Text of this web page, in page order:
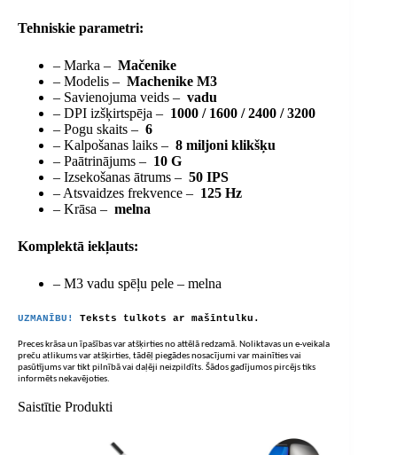
Tehniskie parametri:
– Marka – Mačenike
– Modelis – Machenike M3
– Savienojuma veids – vadu
– DPI izšķirtspēja – 1000 / 1600 / 2400 / 3200
– Pogu skaits – 6
– Kalpošanas laiks – 8 miljoni klikšķu
– Paātrinājums – 10 G
– Izsekošanas ātrums – 50 IPS
– Atsvaidzes frekvence – 125 Hz
– Krāsa – melna
Komplektā iekļauts:
– M3 vadu spēļu pele – melna
UZMANĪBU! Teksts tulkots ar mašīntulku.
Preces krāsa un īpašības var atšķirties no attēlā redzamā. Noliktavas un e-veikala
preču atlikums var atšķirties, tādēļ piegādes nosacījumi var mainīties vai
pasūtījums var tikt pilnībā vai daļēji neizpildīts. Šādos gadījumos pircējs tiks
informēts nekavējoties.
Saistītie Produkti